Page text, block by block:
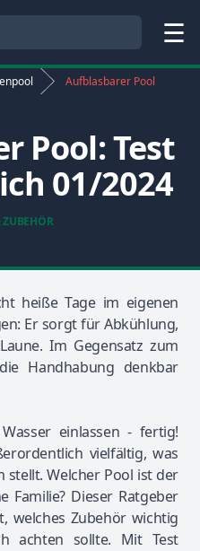
Menü
Aufblasbarer Pool
Pool: Test
01/2024
ZUBEHÖR
heiße Tage im eigenen
Er sorgt für Abkühlung,
Im Gegensatz zum
Handhabung denkbar
einlassen - fertig!
vielfältig, was
stellt. Welcher Pool ist der
Dieser Ratgeber
welches Zubehör wichtig
achten sollte. Mit Test